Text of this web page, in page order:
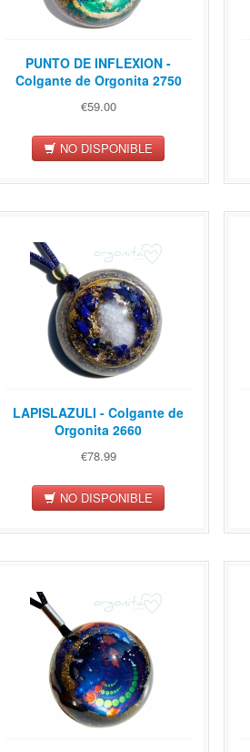
PUNTO DE INFLEXION -
Colgante de Orgonita 2750
€59.00
NO DISPONIBLE
LAPISLAZULI - Colgante de
Orgonita 2660
€78.99
NO DISPONIBLE